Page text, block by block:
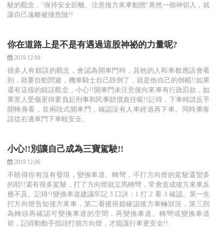
駛的觀念，"保持安全距離、注意後方來車動態"果然一個神切入，就
讓自己遠離被撞危險!!
你在道路上是不是有遇過這股神祕的力量呢?
2019.12.09
很多人有錯誤的觀念，會認為開車門時，其他的人和車都應該會看
到，就要自動閃避，機車騎士自己跌倒了，就是他自己的倒楣!!如果
還有這樣的錯誤觀念，小心!!開車門未注意後向來車有行政罰款，如
果害人受傷更得要負起刑事和民事賠償責任喔!!記得，下車時請反手
開轉身看，並兩段式開車門，確認沒有人車經過再下車。同時乘客
請從右邊車門下車較安全。
小心!!別讓自己成為三寶駕駛!!
2019.12.06
不曉得你有沒有發現，變換車道、轉彎，不打方向燈的駕駛還蠻多
的耶!!還有很多駕駛，打了方向燈就立馬轉彎，常會造成後方來車反
應不及。記得!!變換車道建議牢記 3 口訣：1 打 2 看 3 確認。第一先
打方向燈告知後方來車，第二看後視鏡確認後方車輛狀況，第三則
為轉頭再確認可變換車道的空間，再變換車道。轉彎或變換車道
前，記得動動手指頭打個方向燈，才能讓行車更安全!!